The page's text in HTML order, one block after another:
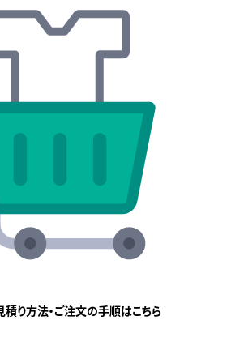
り方法・ご注文の手順はこちら